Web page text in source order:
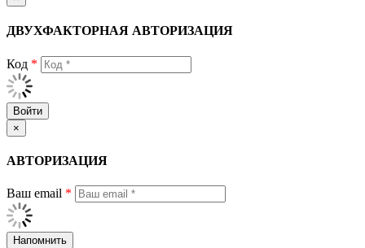
ДВУХФАКТОРНАЯ АВТОРИЗАЦИЯ
Код *
Войти
×
АВТОРИЗАЦИЯ
Ваш email *
Напомнить